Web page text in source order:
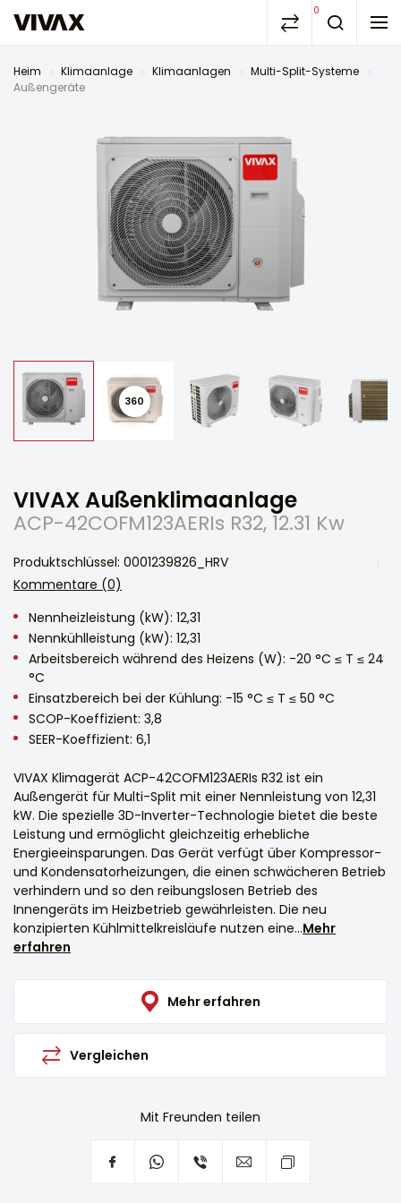
0
Heim Klimaanlage Klimaanlagen
Multi-Split-Systeme
Außengeräte
360
VIVAX Außenklimaanlage
ACP-42COFM123AERIs R32, 12.31 Kw
Produktschlüssel: 0001239826_HRV
Kommentare (0)
Nennheizleistung (kW): 12,31
Nennkühlleistung (kW): 12,31
Arbeitsbereich während des Heizens (W): -20 °C ≤ T ≤ 24
°C
Einsatzbereich bei der Kühlung: -15 °C ≤ T ≤ 50 °C
SCOP-Koeffizient: 3,8
SEER-Koeffizient: 6,1
VIVAX Klimagerät ACP-42COFM123AERIs R32 ist ein
Außengerät für Multi-Split mit einer Nennleistung von 12,31
kW. Die spezielle 3D-Inverter-Technologie bietet die beste
Leistung und ermöglicht gleichzeitig erhebliche
Energieeinsparungen. Das Gerät verfügt über Kompressor-
und Kondensatorheizungen, die einen schwächeren Betrieb
verhindern und so den reibungslosen Betrieb des
Innengeräts im Heizbetrieb gewährleisten. Die neu
konzipierten Kühlmittelkreisläufe nutzen eine...Mehr
erfahren
Mehr erfahren
Vergleichen
Mit Freunden teilen